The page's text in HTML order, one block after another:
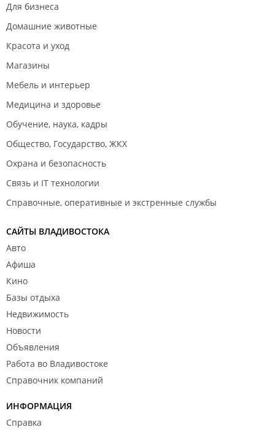
Для бизнеса
Домашние животные
Красота и уход
Магазины
Мебель и интерьер
Медицина и здоровье
Обучение, наука, кадры
Общество, Государство, ЖКХ
Охрана и безопасность
Связь и IT технологии
Справочные, оперативные и экстренные службы
САЙТЫ ВЛАДИВОСТОКА
Авто
Афиша
Кино
Базы отдыха
Недвижимость
Новости
Объявления
Работа во Владивостоке
Справочник компаний
ИНФОРМАЦИЯ
Справка